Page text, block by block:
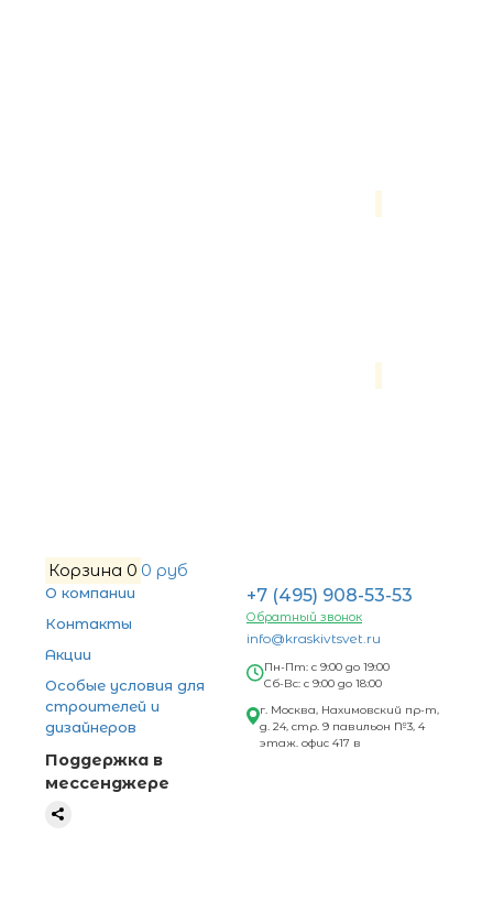
Корзина 0 0 руб
О компании
Контакты
Акции
Особые условия для
строителей и
дизайнеров
Поддержка в
мессенджере
+7 (495) 908-53-53
Обратный звонок
info@kraskivtsvet.ru
Пн-Пт: с 9:00 до 19:00
Сб-Вс: с 9:00 до 18:00
г. Москва, Нахимовский пр-т,
д. 24, стр. 9 павильон №3, 4
этаж. офис 417 в